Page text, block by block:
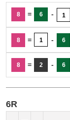
8 = 6 - 1
8 = 1 - 6
8 = 2 - 6
6R